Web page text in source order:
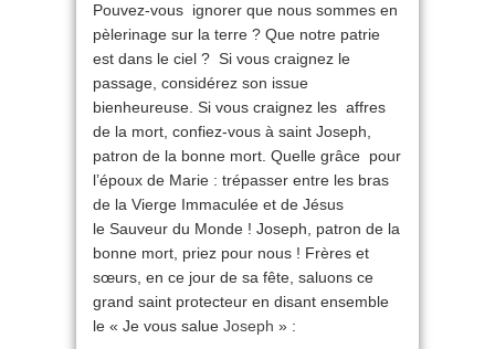
Pouvez-vous ignorer que nous sommes en
pèlerinage sur la terre ? Que notre patrie
est dans le ciel ? Si vous craignez le
passage, considérez son issue
bienheureuse. Si vous craignez les affres
de la mort, confiez-vous à saint Joseph,
patron de la bonne mort. Quelle grâce pour
l’époux de Marie : trépasser entre les bras
de la Vierge Immaculée et de Jésus
le Sauveur du Monde ! Joseph, patron de la
bonne mort, priez pour nous ! Frères et
sœurs, en ce jour de sa fête, saluons ce
grand saint protecteur en disant ensemble
le « Je vous salue Joseph » :